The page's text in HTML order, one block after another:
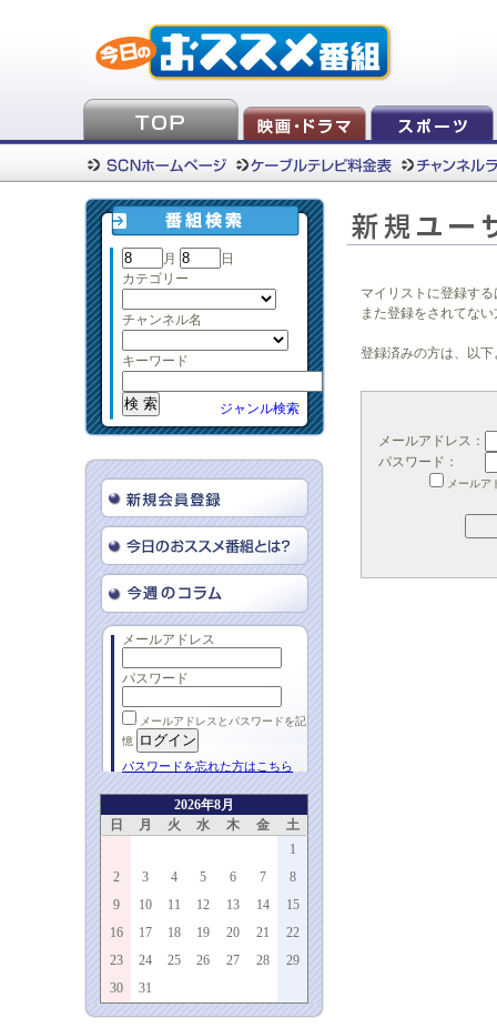
月
日
カテゴリー
チャンネル名
キーワード
ジャンル検索
メールアドレス
パスワード
メールアドレスとパスワードを記
憶
パスワードを忘れた方はこちら
2026年8月
日
月 火 水 木 金
土
1
2
3 4 5 6 7
8
9
10 11 12 13 14
15
16
17 18 19 20 21
22
23
24 25 26 27 28
29
30
31
マイリストに登録す
また登録をされてな
登録済みの方は、以
メールアドレス：
パスワード：
メールア